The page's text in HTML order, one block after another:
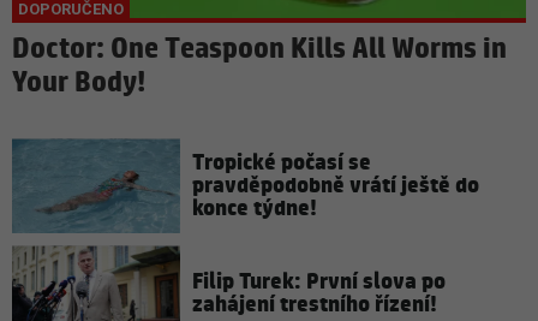
Doctor: One Teaspoon Kills All Worms in
Your Body!
Tropické počasí se
pravděpodobně vrátí ještě do
konce týdne!
Filip Turek: První slova po
zahájení trestního řízení!